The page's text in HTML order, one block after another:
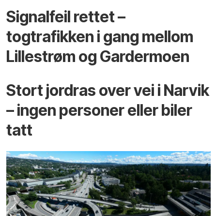
Signalfeil rettet –
togtrafikken i gang mellom
Lillestrøm og Gardermoen
Stort jordras over vei i Narvik
– ingen personer eller biler
tatt